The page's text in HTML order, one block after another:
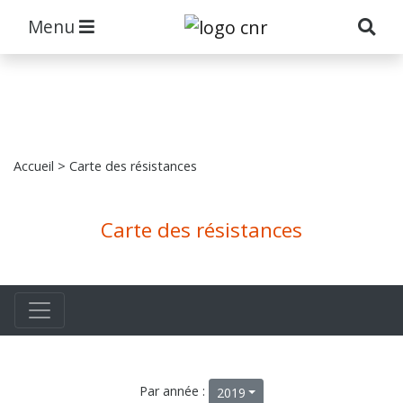
Menu
Accueil > Carte des résistances
Carte des résistances
Par année : 2019